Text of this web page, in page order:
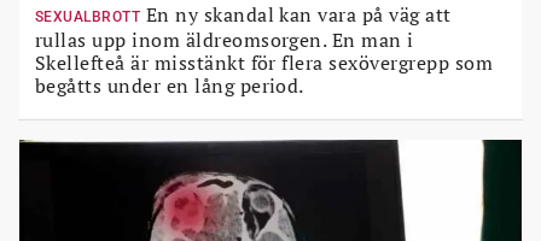
SEXUALBROTT En ny skandal kan vara på väg att
rullas upp inom äldreomsorgen. En man i
Skellefteå är misstänkt för flera sexövergrepp som
begåtts under en lång period.